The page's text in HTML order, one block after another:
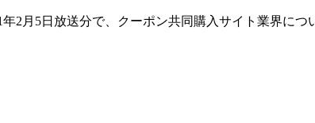
2月5日放送分で、クーポン共同購入サイト業界に